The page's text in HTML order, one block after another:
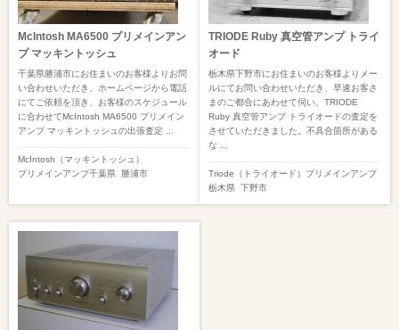
McIntosh MA6500 プリメインアン
プ マッキントッシュ
千葉県勝浦市にお住まいのお客様よりお問
い合わせいただき、ホームページから電話
にてご依頼を頂き、お客様のスケジュール
に合わせてMcIntosh MA6500 プリメイン
アンプ マッキントッシュの出張査定 ...
McIntosh（マッキントッシュ）
プリメインアンプ千葉県 勝浦市
TRIODE Ruby 真空管アンプ トライ
オード
栃木県下野市にお住まいのお客様よりメー
ルにてお問い合わせいただき、早速お客さ
まのご都合にあわせて伺い、TRIODE
Ruby 真空管アンプ トライオードの査定を
させていただきました。不具合箇所がある
な ...
Triode（トライオード） プリメインアンプ
栃木県 下野市